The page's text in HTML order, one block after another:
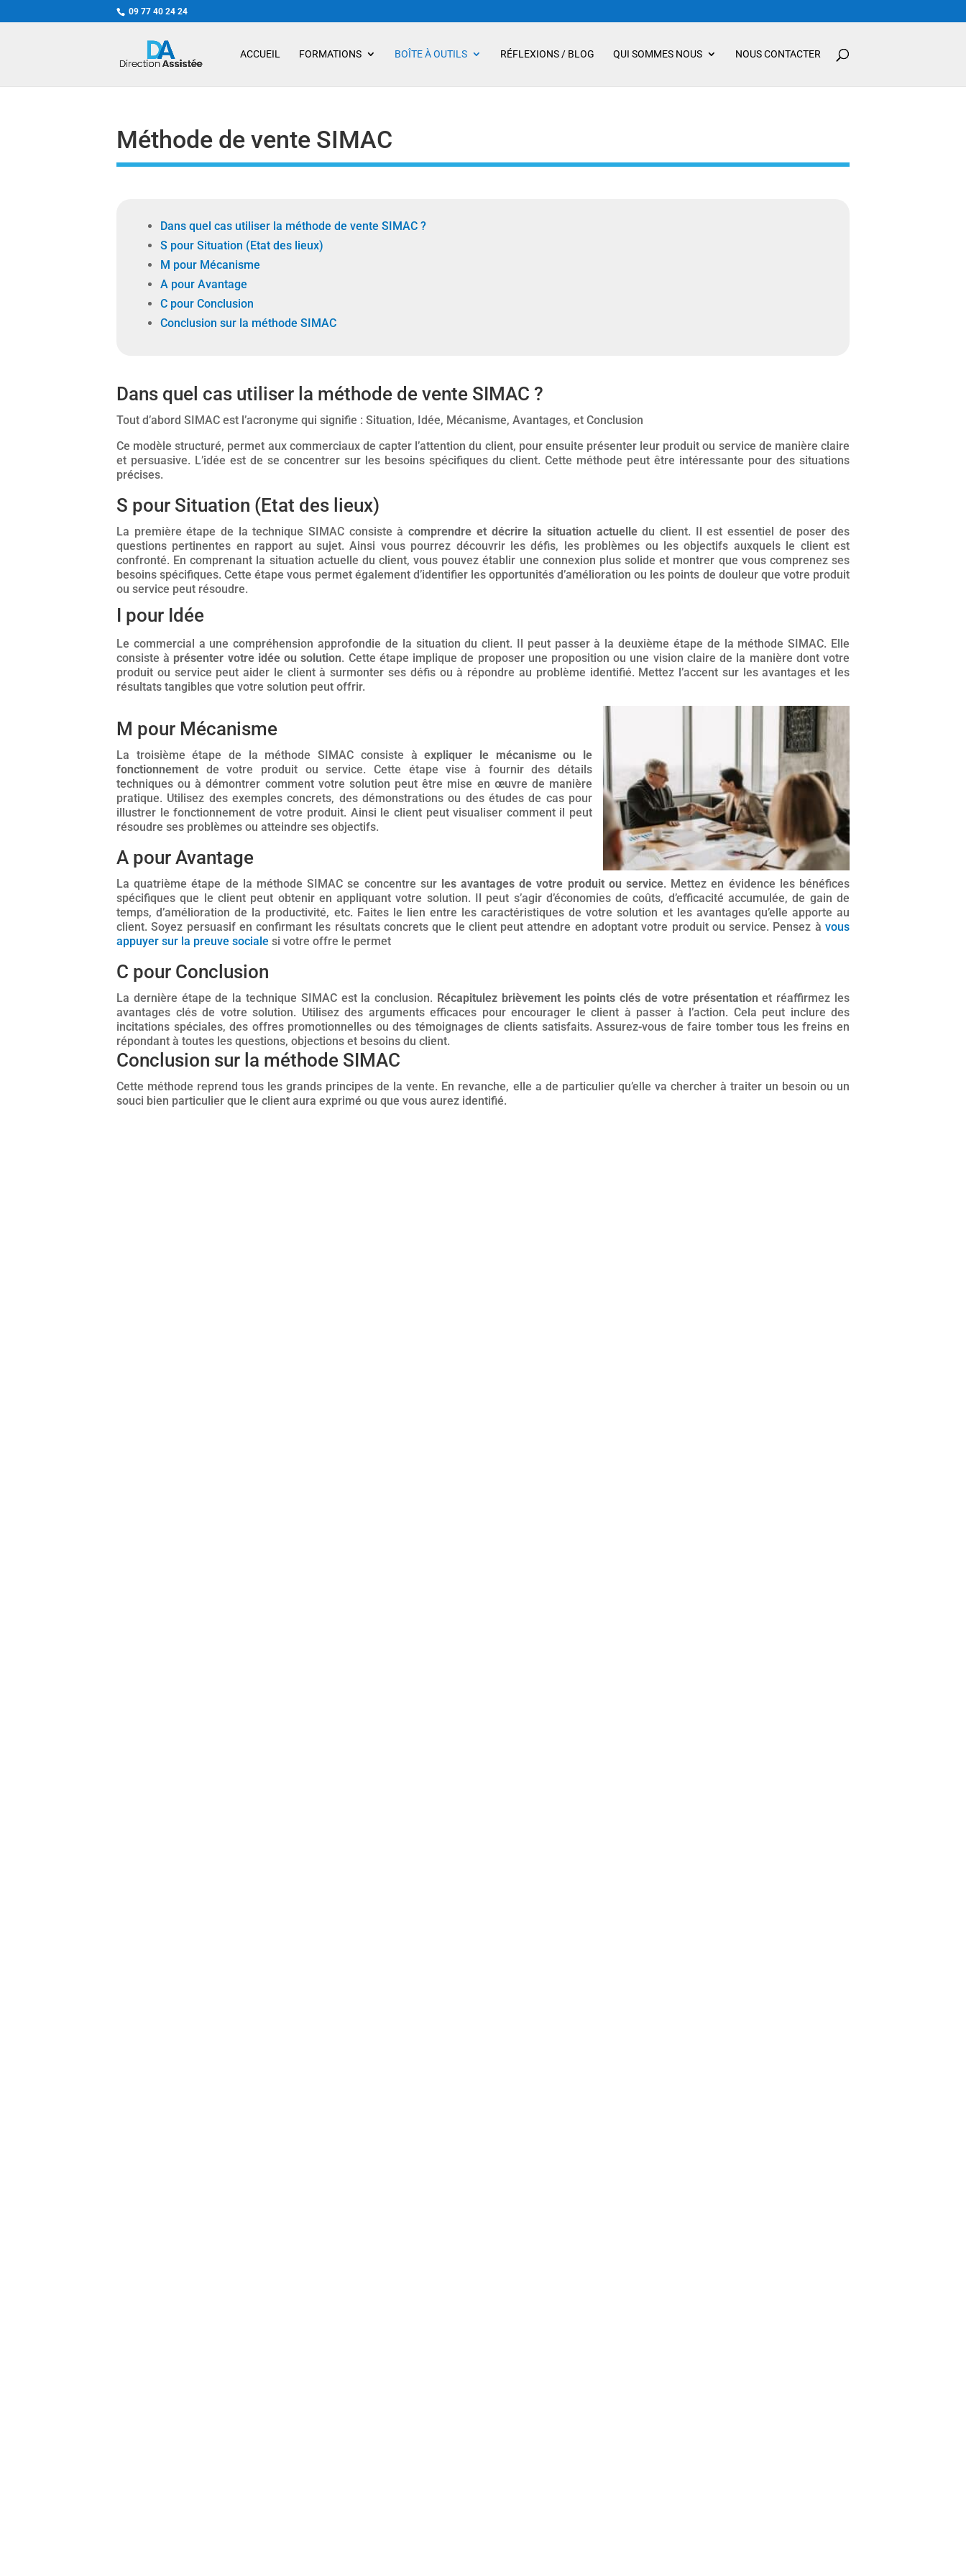
09 77 40 24 24
ACCUEIL FORMATIONS BOÎTE À OUTILS RÉFLEXIONS / BLOG QUI SOMMES NOUS NOUS CONTACTER
Méthode de vente SIMAC
Dans quel cas utiliser la méthode de vente SIMAC ?
S pour Situation (Etat des lieux)
M pour Mécanisme
A pour Avantage
C pour Conclusion
Conclusion sur la méthode SIMAC
Dans quel cas utiliser la méthode de vente SIMAC ?
Tout d’abord SIMAC est l’acronyme qui signifie : Situation, Idée, Mécanisme, Avantages, et Conclusion
Ce modèle structuré, permet aux commerciaux de capter l’attention du client, pour ensuite présenter leur produit ou service de manière claire
et persuasive. L’idée est de se concentrer sur les besoins spécifiques du client. Cette méthode peut être intéressante pour des situations
précises.
S pour Situation (Etat des lieux)
La première étape de la technique SIMAC consiste àcomprendre et décrire la situation actuelledu client. Il est essentiel de poser des
questions pertinentes en rapport au sujet. Ainsi vous pourrez découvrir les défis, les problèmes ou les objectifs auxquels le client est
confronté. En comprenant la situation actuelle du client, vous pouvez établir une connexion plus solide et montrer que vous comprenez ses
besoins spécifiques. Cette étape vous permet également d’identifier les opportunités d’amélioration ou les points de douleur que votre produit
ou service peut résoudre.
I pour Idée
Le commercial a une compréhension approfondie de la situation du client. Il peut passer à la deuxième étape de la méthode SIMAC. Elle
consiste à présenter votre idée ou solution. Cette étape implique de proposer une proposition ou une vision claire de la manière dont votre
produit ou service peut aider le client à surmonter ses défis ou à répondre au problème identifié. Mettez l’accent sur les avantages et les
résultats tangibles que votre solution peut offrir.
M pour Mécanisme
La troisième étape de la méthode SIMAC consiste àexpliquer le mécanisme ou le
fonctionnement de votre produit ou service. Cette étape vise à fournir des détails
techniques ou à démontrer comment votre solution peut être mise en œuvre de manière
pratique. Utilisez des exemples concrets, des démonstrations ou des études de cas pour
illustrer le fonctionnement de votre produit. Ainsi le client peut visualiser comment il peut
résoudre ses problèmes ou atteindre ses objectifs.
A pour Avantage
La quatrième étape de la méthode SIMAC se concentre sur les avantages de votre produit ou service. Mettez en évidence les bénéfices
spécifiques que le client peut obtenir en appliquant votre solution. Il peut s’agir d’économies de coûts, d’efficacité accumulée, de gain de
temps, d’amélioration de la productivité, etc. Faites le lien entre les caractéristiques de votre solution et les avantages qu’elle apporte au
client. Soyez persuasif en confirmant les résultats concrets que le client peut attendre en adoptant votre produit ou service. Pensez à vous
appuyer sur la preuve sociale si votre offre le permet
C pour Conclusion
La dernière étape de la technique SIMAC est la conclusion. Récapitulez brièvement les points clés de votre présentation et réaffirmez les
avantages clés de votre solution. Utilisez des arguments efficaces pour encourager le client à passer à l’action. Cela peut inclure des
incitations spéciales, des offres promotionnelles ou des témoignages de clients satisfaits. Assurez-vous de faire tomber tous les freins en
répondant à toutes les questions, objections et besoins du client.
Conclusion sur la méthode SIMAC
Cette méthode reprend tous les grands principes de la vente. En revanche, elle a de particulier qu’elle va chercher à traiter un besoin ou un
souci bien particulier que le client aura exprimé ou que vous aurez identifié.